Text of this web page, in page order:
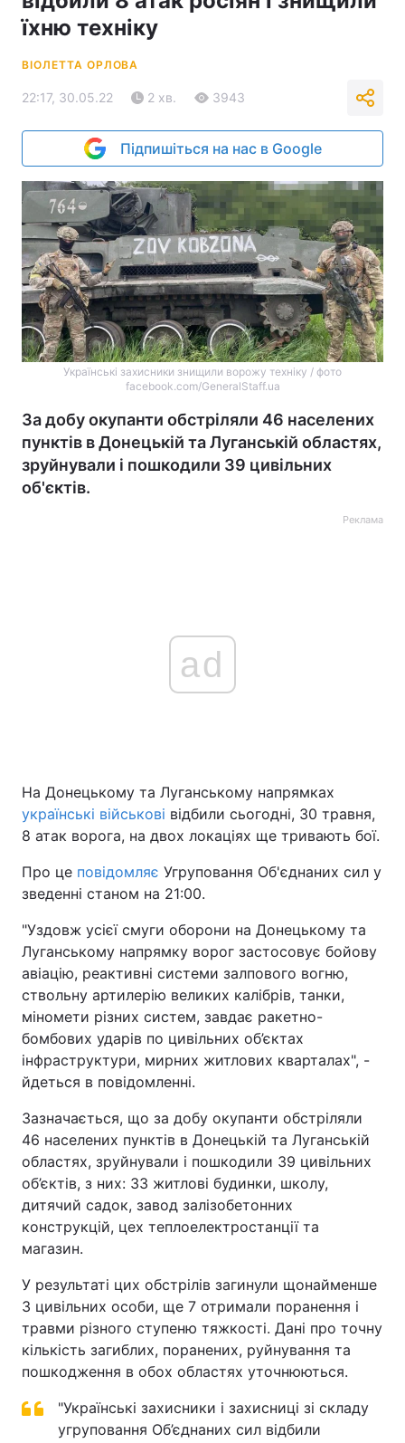
їхню техніку
ВІОЛЕТТА ОРЛОВА
22:17, 30.05.22 2 хв. 3943
Підпишіться на нас в Google
Українські захисники знищили ворожу техніку / фото
facebook.com/GeneralStaff.ua
За добу окупанти обстріляли 46 населених
пунктів в Донецькій та Луганській областях,
зруйнували і пошкодили 39 цивільних
об'єктів.
Реклама
ad
На Донецькому та Луганському напрямках
українські військові відбили сьогодні, 30 травня,
8 атак ворога, на двох локаціях ще тривають бої.
Про це повідомляє Угруповання Об'єднаних сил у
зведенні станом на 21:00.
"Уздовж усієї смуги оборони на Донецькому та
Луганському напрямку ворог застосовує бойову
авіацію, реактивні системи залпового вогню,
ствольну артилерію великих калібрів, танки,
міномети різних систем, завдає ракетно-
бомбових ударів по цивільних об’єктах
інфраструктури, мирних житлових кварталах", -
йдеться в повідомленні.
Зазначається, що за добу окупанти обстріляли
46 населених пунктів в Донецькій та Луганській
областях, зруйнували і пошкодили 39 цивільних
об’єктів, з них: 33 житлові будинки, школу,
дитячий садок, завод залізобетонних
конструкцій, цех теплоелектростанції та
магазин.
У результаті цих обстрілів загинули щонайменше
3 цивільних особи, ще 7 отримали поранення і
травми різного ступеню тяжкості. Дані про точну
кількість загиблих, поранених, руйнування та
пошкодження в обох областях уточнюються.
"Українські захисники і захисниці зі складу
угруповання Об’єднаних сил відбили